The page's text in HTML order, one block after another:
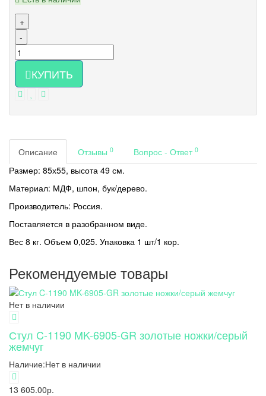
+
-
КУПИТЬ
Описание Отзывы 0 Вопрос - Ответ 0
Размер: 85х55, высота 49 см.
Материал: МДФ, шпон, бук/дерево.
Производитель: Россия.
Поставляется в разобранном виде.
Вес 8 кг. Объем 0,025. Упаковка 1 шт/1 кор.
Рекомендуемые товары
Нет в наличии
Стул C-1190 MK-6905-GR золотые ножки/серый
жемчуг
Наличие:Нет в наличии
13 605.00р.